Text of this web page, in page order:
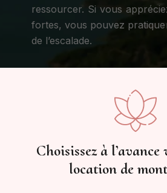
ressourcer. Si vous
fortes, vous pouvez
de l’escalade.
Choisissez à
location de